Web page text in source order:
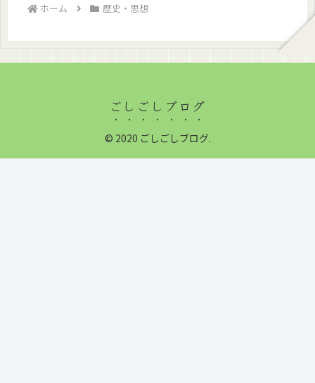
ホーム 歴史・思想
ごしごしブログ
© 2020 ごしごしブログ.